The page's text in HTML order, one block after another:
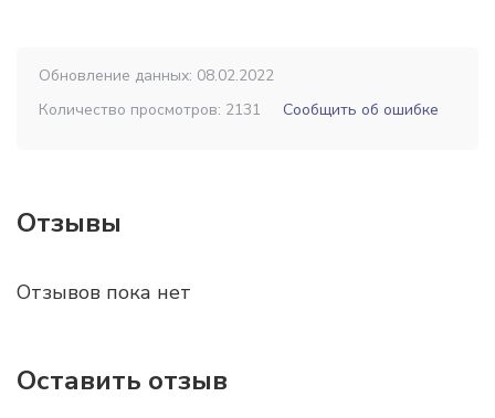
Обновление данных: 08.02.2022
Количество просмотров: 2131
Сообщить об ошибке
Отзывы
Отзывов пока нет
Оставить отзыв